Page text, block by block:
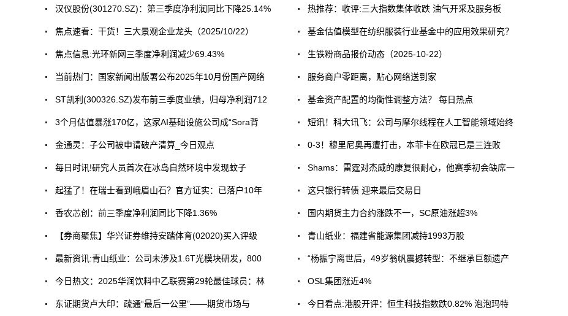
汉仪股份(301270.SZ)：第三季度净利润同比下降25.14%
焦点速看：干货！三大景观企业龙头（2025/10/22）
焦点信息:光环新网三季度净利润减少69.43%
当前热门：国家新闻出版署公布2025年10月份国产网络
ST凯利(300326.SZ)发布前三季度业绩，归母净利润712
3个月估值暴涨170亿，这家AI基础设施公司成“Sora背
金通灵：子公司被申请破产清算_今日观点
每日时讯!研究人员首次在冰岛自然环境中发现蚊子
起猛了！在瑞士看到峨眉山石？官方证实：已落户10年
香农芯创：前三季度净利润同比下降1.36%
【券商聚焦】华兴证券维持安踏体育(02020)买入评级
最新资讯:青山纸业：公司未涉及1.6T光模块研发，800
今日热文：2025华润饮料中乙联赛第29轮最佳球员：林
东证期货卢大印：疏通“最后一公里”——期货市场与
热推荐：收评:三大指数集体收跌 油气开采及服务板
基金估值模型在纺织服装行业基金中的应用效果研究？
生铁粉商品报价动态（2025-10-22）
服务商户零距离，贴心网络送到家
基金资产配置的均衡性调整方法？ 每日热点
短讯！科大讯飞：公司与摩尔线程在人工智能领域始终
0-3！穆里尼奥再遭打击，本菲卡在欧冠已是三连败
Shams：雷霆对杰威的康复很耐心，他赛季初会缺席一
这只银行转债 迎来最后交易日
国内期货主力合约涨跌不一，SC原油涨超3%
青山纸业：福建省能源集团减持1993万股
“杨振宁离世后，49岁翁帆震撼转型：不继承巨额遗产
OSL集团涨近4%
今日看点:港股开评：恒生科技指数跌0.82% 泡泡玛特